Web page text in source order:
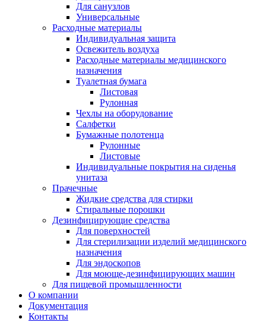
Для санузлов
Универсальные
Расходные материалы
Индивидуальная защита
Освежитель воздуха
Расходные материалы медицинского
назначения
Туалетная бумага
Листовая
Рулонная
Чехлы на оборудование
Салфетки
Бумажные полотенца
Рулонные
Листовые
Индивидуальные покрытия на сиденья
унитаза
Прачечные
Жидкие средства для стирки
Стиральные порошки
Дезинфицирующие средства
Для поверхностей
Для стерилизации изделий медицинского
назначения
Для эндоскопов
Для моюще-дезинфицирующих машин
Для пищевой промышленности
О компании
Документация
Контакты